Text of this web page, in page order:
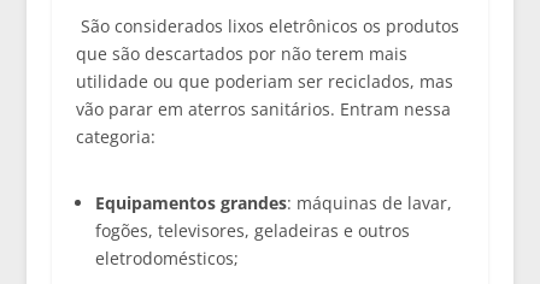
São considerados lixos eletrônicos os produtos
que são descartados por não terem mais
utilidade ou que poderiam ser reciclados, mas
vão parar em aterros sanitários. Entram nessa
categoria:
Equipamentos grandes: máquinas de lavar,
fogões, televisores, geladeiras e outros
eletrodomésticos;